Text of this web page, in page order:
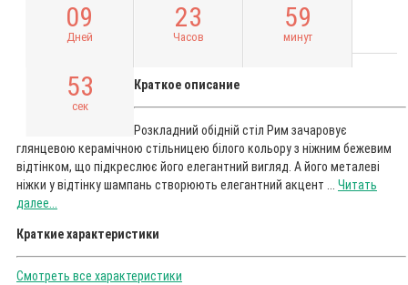
09
Дней
23
Часов
59
минут
52
сек
Краткое описание
Розкладний обідній стіл Рим зачаровує
глянцевою керамічною стільницею білого кольору з ніжним бежевим
відтінком, що підкреслює його елегантний вигляд. А його металеві
ніжки у відтінку шампань створюють елегантний акцент ... Читать
далее...
Краткие характеристики
Смотреть все характеристики